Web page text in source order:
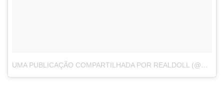
UMA PUBLICAÇÃO COMPARTILHADA POR REALDOLL (@ABYSSREALDOLL)